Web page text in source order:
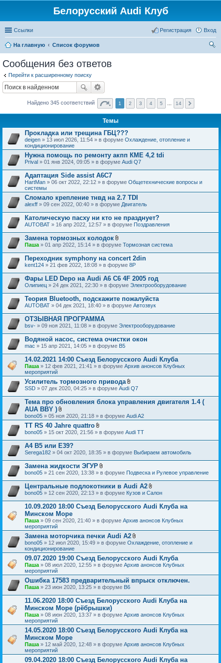
Белорусский Audi Клуб
Ссылки Вход
Регистрация
На главную
Список форумов
Сообщения без ответов
Перейти к расширенному поиску
Найдено 345 соответствий 1 2 3 4 5 14
Темы
Прокладка или трещина ГБЦ???
deigen » 13 июл 2026, 11:54 » в форуме Охлаждение, отопление и
кондиционирование
Нужна помощь по ремонту акпп КМЕ 4,2 tdi
Prival » 01 янв 2024, 09:05 » в форуме Audi Q7
Адаптация Side assist A6C7
HartMan » 06 окт 2022, 22:12 » в форуме Общетехнические вопросы и
системы
Сломало крепление тнвд на 2.7 TDI
alexff » 09 сен 2022, 00:40 » в форуме Двигатель
Католическую пасху ни кто не празднует?
AUTOBAT » 16 апр 2022, 12:57 » в форуме Поздравления
Замена тормозных колодок
В
о
ж
е
н
и
я
Паша » 01 апр 2022, 15:14 » в форуме Тормозная система
Переходник symphony на concert 2din
kent124 » 21 фев 2022, 18:08 » в форуме 8P
Фары LED Depo на Audi A6 C6 4F 2005 год
Олипиец » 24 дек 2021, 22:30 » в форуме Электрооборудование
Теория Bluetooth, подскажите пожалуйста
AUTOBAT » 04 дек 2021, 18:40 » в форуме Автозвук
ОТЗЫВНАЯ ПРОГРАММА
bsv- » 09 ноя 2021, 11:08 » в форуме Электрооборудование
Водяной насос, система очистки окон
mac » 15 апр 2021, 14:05 » в форуме B5
14.02.2021 14:00 Съезд Белорусского Audi Клуба
Паша » 12 фев 2021, 21:41 » в форуме Архив анонсов Клубных
мероприятий
Усилитель тормозного привода
В
л
о
ж
н
и
SSD » 07 дек 2020, 04:25 » в форуме Audi Q7
Тема про обновления блока управления двигателя 1.4 (
AUA BBY )
В
л
о
ж
н
и
я
bono05 » 05 ноя 2020, 21:18 » в форуме Audi A2
TT RS 40 Jahre quattro
В
о
е
н
и
я
bono05 » 15 окт 2020, 21:56 » в форуме Audi TT
A4 B5 или E39?
Serega182 » 04 окт 2020, 18:35 » в форуме Выбираем автомобиль
Замена жидкости ЭГУР
В
о
ж
е
н
и
bono05 » 21 сен 2020, 13:38 » в форуме Подвеска и Рулевое управление
Центральные подлокотники в Audi A2
В
о
ж
н
я
bono05 » 12 сен 2020, 22:13 » в форуме Кузов и Салон
10.09.2020 18:00 Съезд Белорусского Audi Клуба на
Минском Море
Паша » 09 сен 2020, 21:40 » в форуме Архив анонсов Клубных
мероприятий
Замена моторчика печки Audi A2
В
о
ж
е
и
я
bono05 » 12 июл 2020, 15:49 » в форуме Охлаждение, отопление и
кондиционирование
09.07.2020 19:00 Съезд Белорусского Audi Клуба
Паша » 08 июл 2020, 12:55 » в форуме Архив анонсов Клубных
мероприятий
Ошибка 17583 предварительный впрыск отключен.
Паша » 23 июн 2020, 13:25 » в форуме B6
11.06.2020 18:00 Съезд Белорусского Audi Клуба на
Минском Море (рёбрышки)
Паша » 08 июн 2020, 13:37 » в форуме Архив анонсов Клубных
мероприятий
14.05.2020 18:00 Съезд Белорусского Audi Клуба на
Минском Море
Паша » 12 май 2020, 12:48 » в форуме Архив анонсов Клубных
мероприятий
09.04.2020 18:00 Съезд Белорусского Audi Клуба на